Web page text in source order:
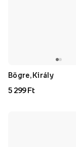
Bögre, Király
5 299 Ft